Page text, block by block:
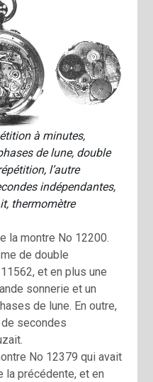
à minutes,
de lune, double
l’autre
indépendantes,
thermomètre
la montre No 12200.
de double
et en plus une
sonnerie et un
de lune. En outre,
secondes
No 12379 qui avait
précédente, et en